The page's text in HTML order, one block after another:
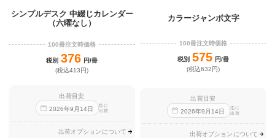
シンプルデスク 中綴じカレンダー
（六曜なし）
100冊注文時価格
税別 376 円/冊
(税込413円)
出荷目安
2026年9 月14日
迄に
出荷
出荷オプションについて
カラージャンボ文字
100冊注文時価格
税別 575 円/冊
(税込632円)
出荷目安
2026年9 月 14日
迄に
出荷
出荷オプションについて